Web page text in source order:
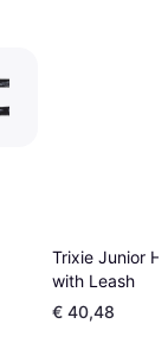
Trixie Junior
with Leash
€ 40,48